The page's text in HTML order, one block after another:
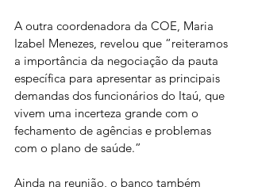
A outra coordenadora da COE, Maria
Izabel Menezes, revelou que “reiteramos
a importância da negociação da pauta
específica para apresentar as principais
demandas dos funcionários do Itaú, que
vivem uma incerteza grande com o
fechamento de agências e problemas
com o plano de saúde.”
Ainda na reunião, o banco também